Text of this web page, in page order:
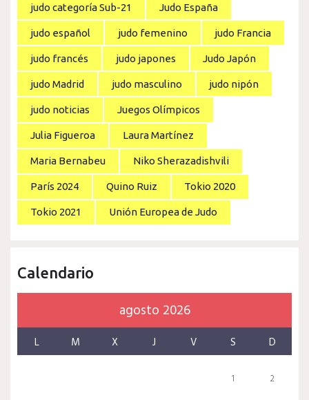
judo categoría Sub-21 Judo España
judo español judo femenino judo Francia
judo francés judo japones Judo Japón
judo Madrid judo masculino judo nipón
judo noticias Juegos Olímpicos
Julia Figueroa Laura Martínez
Maria Bernabeu Niko Sherazadishvili
París 2024 Quino Ruiz Tokio 2020
Tokio 2021 Unión Europea de Judo
Calendario
agosto 2026
L M X J V S D
1 2